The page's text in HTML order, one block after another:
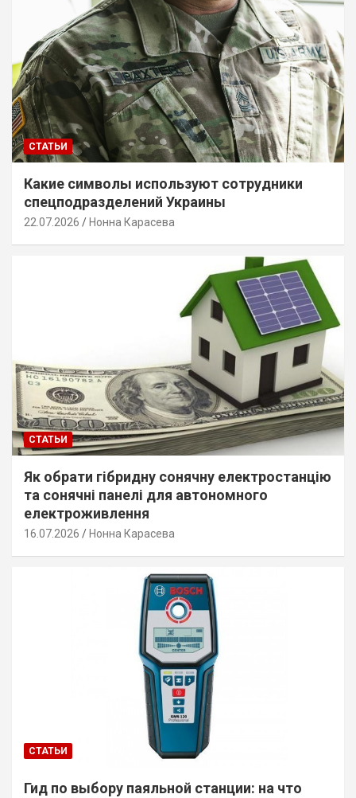
СТАТЬИ
Какие символы используют сотрудники
спецподразделений Украины
22.07.2026 Нонна Карасева
СТАТЬИ
Як обрати гібридну сонячну електростанцію
та сонячні панелі для автономного
електроживлення
16.07.2026 Нонна Карасева
СТАТЬИ
Гид по выбору паяльной станции: на что